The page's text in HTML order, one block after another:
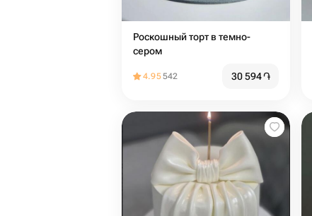
Роскошный торт в темно-
сером
4.95542 30 594֏